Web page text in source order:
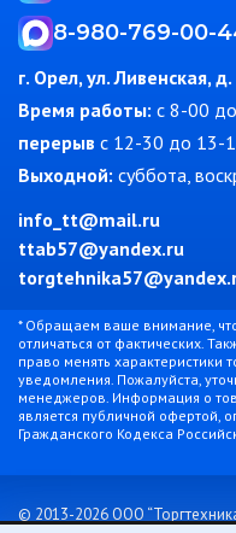
8-980-769-00-
г. Орел, ул. Ливенская,
Время работы: c 8-00
перерыв с 12-30 до 13-
Выходной: суббота,
info_tt@mail.ru
ttab57@yandex.ru
* Обращаем ваше внимание,
отличаться от фактических.
право менять характеристики
уведомления. Пожалуйста,
менеджеров. Информация о
является публичной офертой,
Гражданского Кодекса
© 2013-2026 ООО